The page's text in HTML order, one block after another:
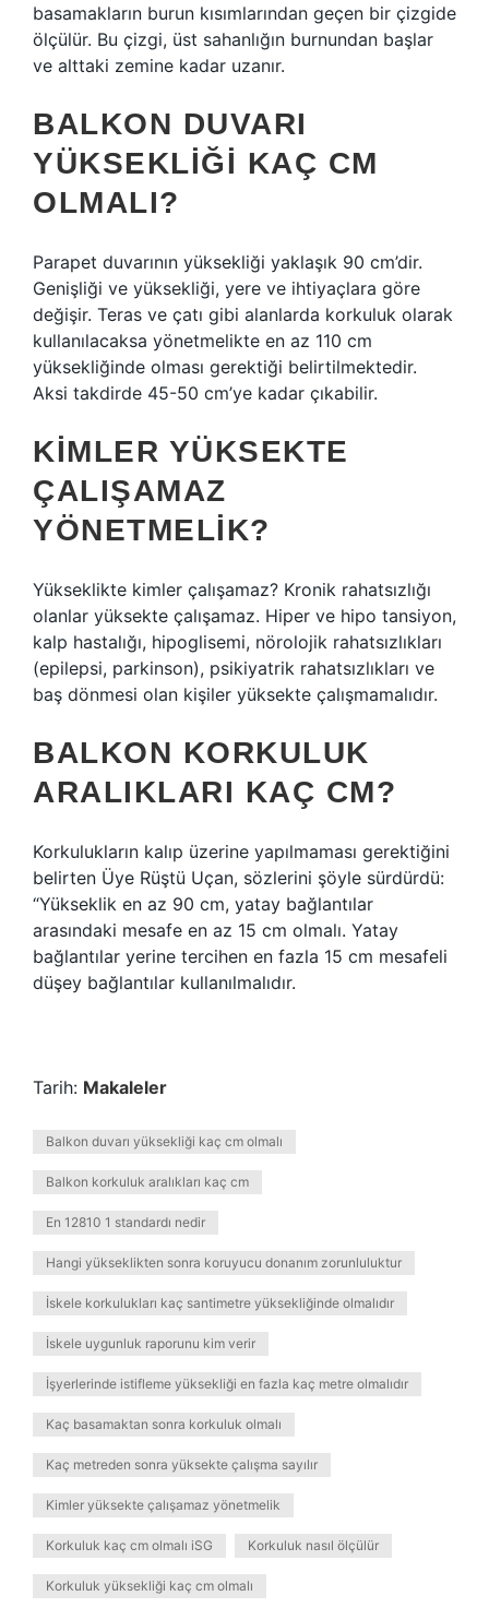
basamakların burun kısımlarından geçen bir çizgide
ölçülür. Bu çizgi, üst sahanlığın burnundan başlar
ve alttaki zemine kadar uzanır.
BALKON DUVARI
YÜKSEKLIĞI KAÇ CM
OLMALI?
Parapet duvarının yüksekliği yaklaşık 90 cm’dir.
Genişliği ve yüksekliği, yere ve ihtiyaçlara göre
değişir. Teras ve çatı gibi alanlarda korkuluk olarak
kullanılacaksa yönetmelikte en az 110 cm
yüksekliğinde olması gerektiği belirtilmektedir.
Aksi takdirde 45-50 cm’ye kadar çıkabilir.
KIMLER YÜKSEKTE
ÇALIŞAMAZ
YÖNETMELIK?
Yükseklikte kimler çalışamaz? Kronik rahatsızlığı
olanlar yüksekte çalışamaz. Hiper ve hipo tansiyon,
kalp hastalığı, hipoglisemi, nörolojik rahatsızlıkları
(epilepsi, parkinson), psikiyatrik rahatsızlıkları ve
baş dönmesi olan kişiler yüksekte çalışmamalıdır.
BALKON KORKULUK
ARALIKLARI KAÇ CM?
Korkulukların kalıp üzerine yapılmaması gerektiğini
belirten Üye Rüştü Uçan, sözlerini şöyle sürdürdü:
“Yükseklik en az 90 cm, yatay bağlantılar
arasındaki mesafe en az 15 cm olmalı. Yatay
bağlantılar yerine tercihen en fazla 15 cm mesafeli
düşey bağlantılar kullanılmalıdır.
Tarih: Makaleler
Balkon duvarı yüksekliği kaç cm olmalı
Balkon korkuluk aralıkları kaç cm
En 12810 1 standardı nedir
Hangi yükseklikten sonra koruyucu donanım zorunluluktur
İskele korkulukları kaç santimetre yüksekliğinde olmalıdır
İskele uygunluk raporunu kim verir
İşyerlerinde istifleme yüksekliği en fazla kaç metre olmalıdır
Kaç basamaktan sonra korkuluk olmalı
Kaç metreden sonra yüksekte çalışma sayılır
Kimler yüksekte çalışamaz yönetmelik
Korkuluk kaç cm olmalı iSG Korkuluk nasıl ölçülür
Korkuluk yüksekliği kaç cm olmalı